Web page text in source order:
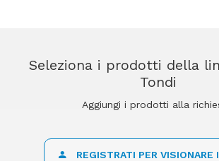
Seleziona i prodotti della
Tondi
Aggiungi i prodotti alla
REGISTRATI PER VISIONARE